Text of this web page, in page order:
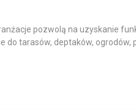
pozwolą na uzyskanie
tarasów, deptaków, ogrodów,